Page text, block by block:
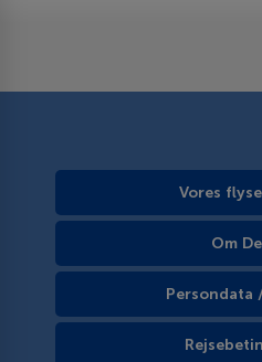
Vores
Om
Persondata